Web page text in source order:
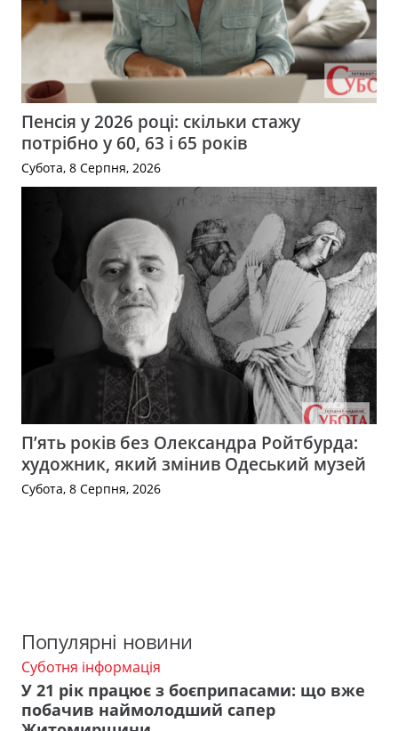
Пенсія у 2026 році: скільки стажу
потрібно у 60, 63 і 65 років
Субота, 8 Серпня, 2026
П’ять років без Олександра Ройтбурда:
художник, який змінив Одеський музей
Субота, 8 Серпня, 2026
Популярні новини
Суботня інформація
У 21 рік працює з боєприпасами: що вже
побачив наймолодший сапер